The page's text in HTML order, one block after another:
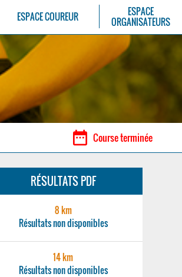
ESPACE COUREUR
ESPACE
ORGANISATEURS
date_range Course terminée
RÉSULTATS PDF
8 km
Résultats non disponibles
14 km
Résultats non disponibles